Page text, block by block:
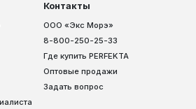
Контакты
ООО «Экс Морэ»
8-800-250-25-33
Где купить PERFEKTA
Оптовые продажи
Задать вопрос